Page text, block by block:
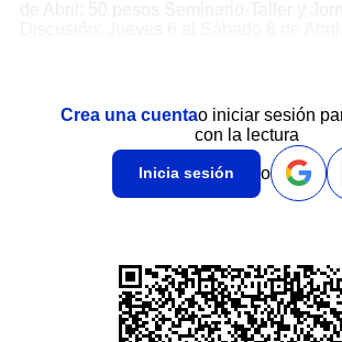
Crea una cuentao iniciar sesión
con la lectura
Inicia sesión o